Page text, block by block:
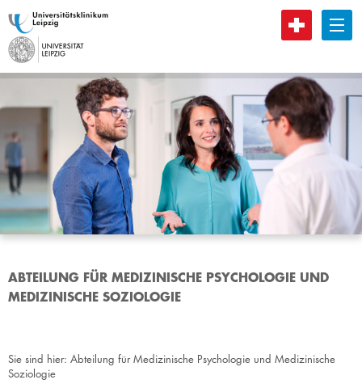
B
ABTEILUNG FÜR MEDIZINISCHE PSYCHOLOGIE UND
MEDIZINISCHE SOZIOLOGIE
Sie sind hier: Abteilung für Medizinische Psychologie und Medizinische
Soziologie